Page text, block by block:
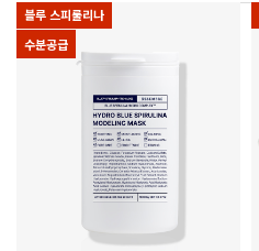
블루 스피룰리나
수분공급